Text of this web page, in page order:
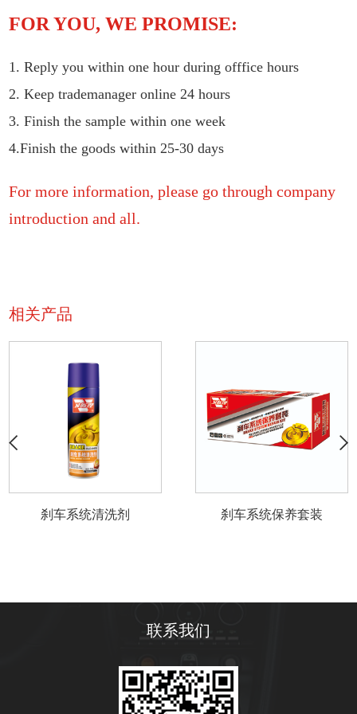
FOR YOU, WE PROMISE:
1. Reply you within one hour during offfice hours
2. Keep trademanager online 24 hours
3. Finish the sample within one week
4.Finish the goods within 25-30 days
For more information, please go through company
introduction and all.
相关产品
刹车系统清洗剂 刹车系统保养套装
联系我们